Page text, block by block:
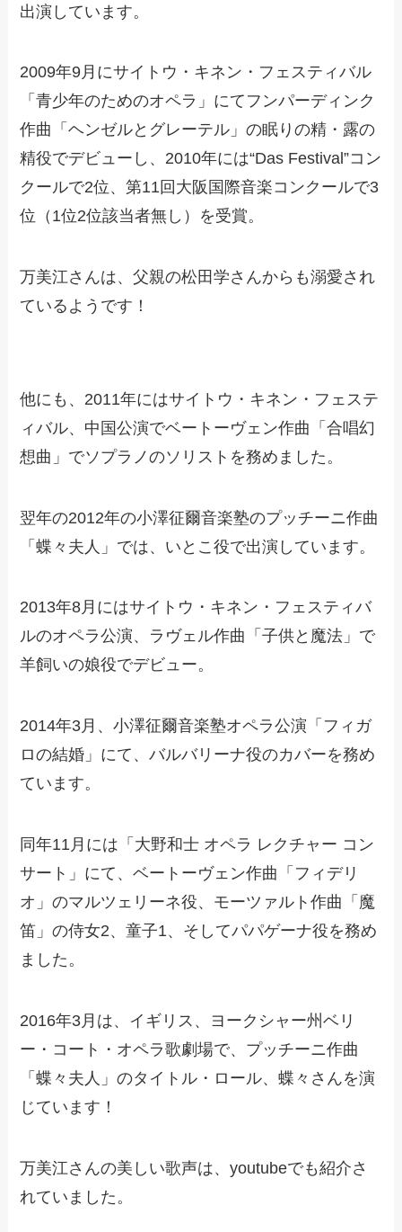
出演しています。
2009年9月にサイトウ・キネン・フェスティバル
「青少年のためのオペラ」にてフンパーディンク
作曲「ヘンゼルとグレーテル」の眠りの精・露の
精役でデビューし、2010年には“Das Festival”コン
クールで2位、第11回大阪国際音楽コンクールで3
位（1位2位該当者無し）を受賞。
万美江さんは、父親の松田学さんからも溺愛され
ているようです！
他にも、2011年にはサイトウ・キネン・フェステ
ィバル、中国公演でベートーヴェン作曲「合唱幻
想曲」でソプラノのソリストを務めました。
翌年の2012年の小澤征爾音楽塾のプッチーニ作曲
「蝶々夫人」では、いとこ役で出演しています。
2013年8月にはサイトウ・キネン・フェスティバ
ルのオペラ公演、ラヴェル作曲「子供と魔法」で
羊飼いの娘役でデビュー。
2014年3月、小澤征爾音楽塾オペラ公演「フィガ
ロの結婚」にて、バルバリーナ役のカバーを務め
ています。
同年11月には「大野和士 オペラ レクチャー コン
サート」にて、ベートーヴェン作曲「フィデリ
オ」のマルツェリーネ役、モーツァルト作曲「魔
笛」の侍女2、童子1、そしてパパゲーナ役を務め
ました。
2016年3月は、イギリス、ヨークシャー州ベリ
ー・コート・オペラ歌劇場で、プッチーニ作曲
「蝶々夫人」のタイトル・ロール、蝶々さんを演
じています！
万美江さんの美しい歌声は、youtubeでも紹介さ
れていました。